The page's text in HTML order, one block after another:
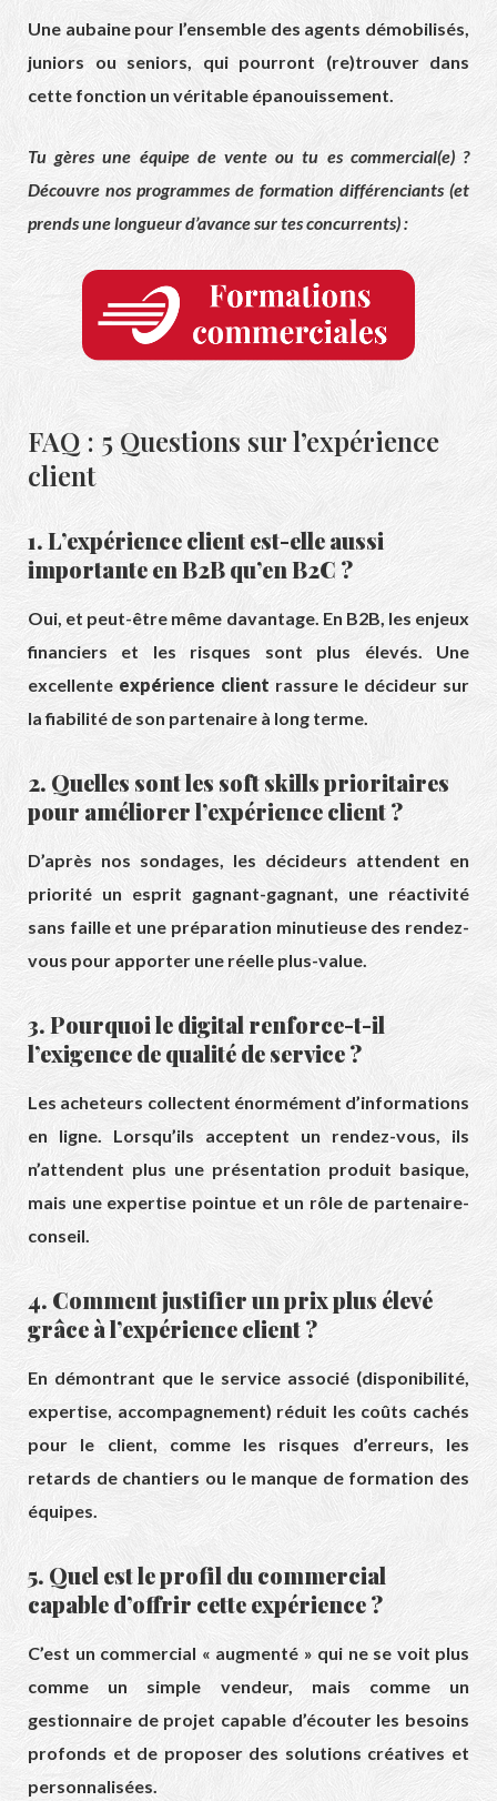
Une aubaine pour l’ensemble des agents démobilisés,
juniors ou seniors, qui pourront (re)trouver dans
cette fonction un véritable épanouissement.
Tu gères une équipe de vente ou tu es commercial(e) ?
Découvre nos programmes de formation différenciants (et
prends une longueur d’avance sur tes concurrents) :
FAQ : 5 Questions sur l’expérience
client
1. L’expérience client est-elle aussi
importante en B2B qu’en B2C ?
Oui, et peut-être même davantage. En B2B, les enjeux
financiers et les risques sont plus élevés. Une
excellente expérience client rassure le décideur sur
la fiabilité de son partenaire à long terme.
2. Quelles sont les soft skills prioritaires
pour améliorer l’expérience client ?
D’après nos sondages, les décideurs attendent en
priorité un esprit gagnant-gagnant, une réactivité
sans faille et une préparation minutieuse des rendez-
vous pour apporter une réelle plus-value.
3. Pourquoi le digital renforce-t-il
l’exigence de qualité de service ?
Les acheteurs collectent énormément d’informations
en ligne. Lorsqu’ils acceptent un rendez-vous, ils
n’attendent plus une présentation produit basique,
mais une expertise pointue et un rôle de partenaire-
conseil.
4. Comment justifier un prix plus élevé
grâce à l’expérience client ?
En démontrant que le service associé (disponibilité,
expertise, accompagnement) réduit les coûts cachés
pour le client, comme les risques d’erreurs, les
retards de chantiers ou le manque de formation des
équipes.
5. Quel est le profil du commercial
capable d’offrir cette expérience ?
C’est un commercial « augmenté » qui ne se voit plus
comme un simple vendeur, mais comme un
gestionnaire de projet capable d’écouter les besoins
profonds et de proposer des solutions créatives et
personnalisées.